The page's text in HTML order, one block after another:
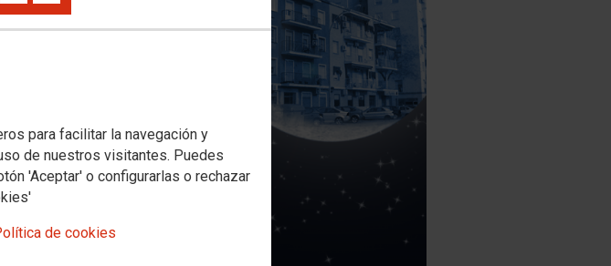
para facilitar la navegación y
de nuestros visitantes. Puedes
'Aceptar' o configurarlas o rechazar
de cookies